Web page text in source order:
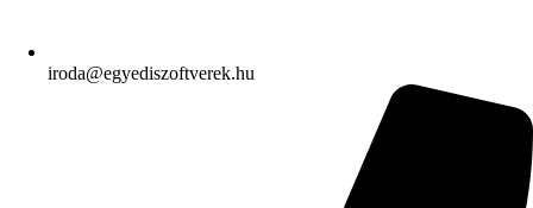
iroda@egyediszoftverek.hu